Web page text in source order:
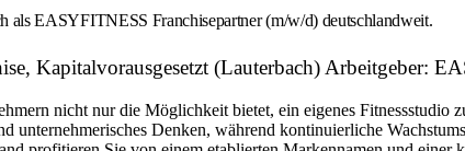
als EASYFITNESS Franchisepartner (m/w/d) deutschlandweit.
Kapitalvorausgesetzt (Lauterbach) Arbeitgeber:
nicht nur die Möglichkeit bietet, ein eigenes Fitnessstudio
Denken, während kontinuierliche